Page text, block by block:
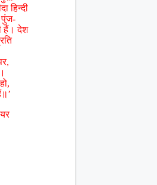
हिन्दी
पुंज-
हैं। देश